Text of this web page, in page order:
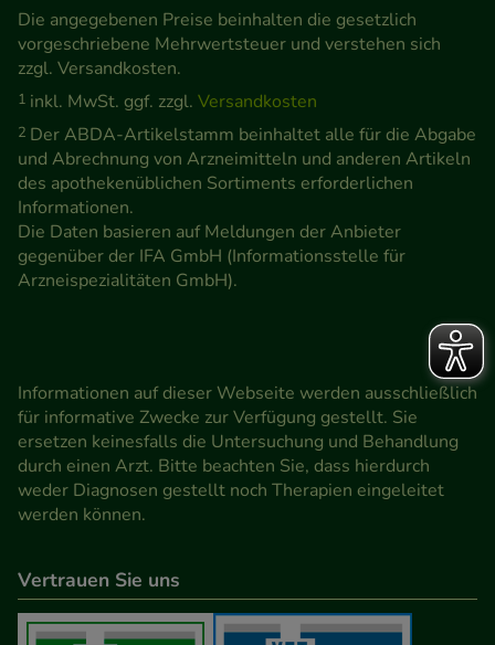
Die angegebenen Preise beinhalten die gesetzlich
vorgeschriebene Mehrwertsteuer und verstehen sich
zzgl. Versandkosten.
1 inkl. MwSt. ggf. zzgl. Versandkosten
2 Der ABDA-Artikelstamm beinhaltet alle für die Abgabe
und Abrechnung von Arzneimitteln und anderen Artikeln
des apothekenüblichen Sortiments erforderlichen
Informationen.
Die Daten basieren auf Meldungen der Anbieter
gegenüber der IFA GmbH (Informationsstelle für
Arzneispezialitäten GmbH).
Informationen auf dieser Webseite werden ausschließlich
für informative Zwecke zur Verfügung gestellt. Sie
ersetzen keinesfalls die Untersuchung und Behandlung
durch einen Arzt. Bitte beachten Sie, dass hierdurch
weder Diagnosen gestellt noch Therapien eingeleitet
werden können.
Vertrauen Sie uns